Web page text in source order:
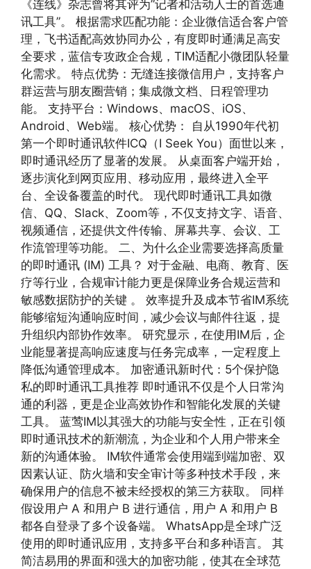
《连线》杂志曾将其评为”记者和活动人士的首选通
讯工具”。 根据需求匹配功能：企业微信适合客户管
理，飞书适配高效协同办公，有度即时通满足高安
全要求，蓝信专攻政企合规，TIM适配小微团队轻量
化需求。 特点优势：无缝连接微信用户，支持客户
群运营与朋友圈营销；集成微文档、日程管理功
能。 支持平台：Windows、macOS、iOS、
Android、Web端。 核心优势： 自从1990年代初
第一个即时通讯软件ICQ（I Seek You）面世以来，
即时通讯经历了显著的发展。 从桌面客户端开始，
逐步演化到网页应用、移动应用，最终进入全平
台、全设备覆盖的时代。 现代即时通讯工具如微
信、QQ、Slack、Zoom等，不仅支持文字、语音、
视频通信，还提供文件传输、屏幕共享、会议、工
作流管理等功能。 二、为什么企业需要选择高质量
的即时通讯 (IM) 工具？ 对于金融、电商、教育、医
疗等行业，合规审计能力更是保障业务合规运营和
敏感数据防护的关键 。 效率提升及成本节省IM系统
能够缩短沟通响应时间，减少会议与邮件往返，提
升组织内部协作效率。 研究显示，在使用IM后，企
业能显著提高响应速度与任务完成率，一定程度上
降低沟通管理成本。 加密通讯新时代：5个保护隐
私的即时通讯工具推荐 即时通讯不仅是个人日常沟
通的利器，更是企业高效协作和智能化发展的关键
工具。 蓝莺IM以其强大的功能与安全性，正在引领
即时通讯技术的新潮流，为企业和个人用户带来全
新的沟通体验。 IM软件通常会使用端到端加密、双
因素认证、防火墙和安全审计等多种技术手段，来
确保用户的信息不被未经授权的第三方获取。 同样
假设用户 A 和用户 B 进行通信，用户 A 和用户 B
都各自登录了多个设备端。 WhatsApp是全球广泛
使用的即时通讯应用，支持多平台和多种语言。 其
简洁易用的界面和强大的加密功能，使其在全球范